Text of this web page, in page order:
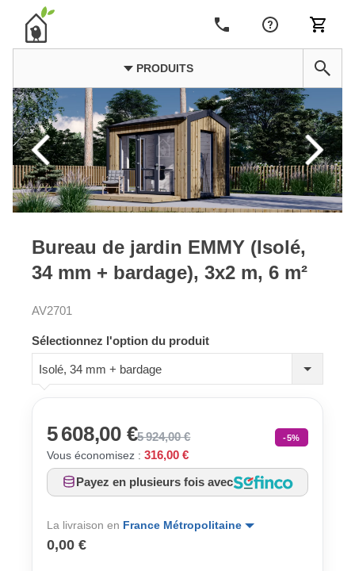
PRODUITS
Bureau de jardin EMMY (Isolé,
34 mm + bardage), 3x2 m, 6 m²
AV2701
Sélectionnez l'option du produit
Isolé, 34 mm + bardage
5 608,00 €5 924,00 € -5%
Vous économisez : 316,00 €
Payez en plusieurs fois avec
La livraison en France Métropolitaine
0,00 €